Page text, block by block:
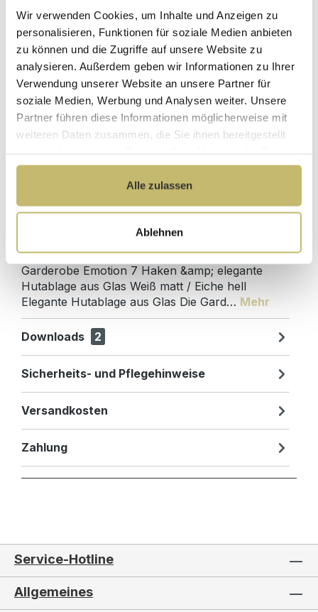
Wir verwenden Cookies, um Inhalte und Anzeigen zu
personalisieren, Funktionen für soziale Medien anbieten
zu können und die Zugriffe auf unsere Website zu
analysieren. Außerdem geben wir Informationen zu Ihrer
Verwendung unserer Website an unsere Partner für
soziale Medien, Werbung und Analysen weiter. Unsere
Partner führen diese Informationen möglicherweise mit
weiteren Daten zusammen, die Sie ihnen bereitgestellt
gesammelt haben.
Alle zulassen
Ablehnen
Hochwertige
Materialien
Herstellerpreis
ohne
Zwischenhändler
Kundenbetreuung
mit bester
Bewertung
Gut verpackt für
beschädigungsfreie
Lieferung
Designed in
Germany
1 Monat risikofreies
Rückgaberecht
Produktdetails
Garderobe Emotion 7 Haken &amp; elegante
Hutablage aus Glas Weiß matt / Eiche hell
Elegante Hutablage aus Glas Die Gard… Mehr
Downloads 2
Sicherheits- und Pflegehinweise
Versandkosten
Zahlung
Service-Hotline
Allgemeines